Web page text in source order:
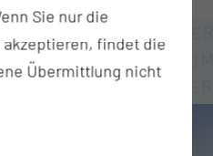
Sie nur die
findet die
Übermittlung nicht